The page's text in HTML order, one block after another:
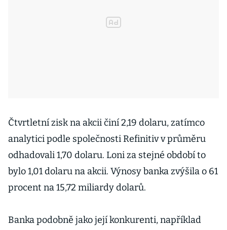
Čtvrtletní zisk na akcii činí 2,19 dolaru, zatímco
analytici podle společnosti Refinitiv v průměru
odhadovali 1,70 dolaru. Loni za stejné období to
bylo 1,01 dolaru na akcii. Výnosy banka zvýšila o 61
procent na 15,72 miliardy dolarů.
Banka podobně jako její konkurenti, například